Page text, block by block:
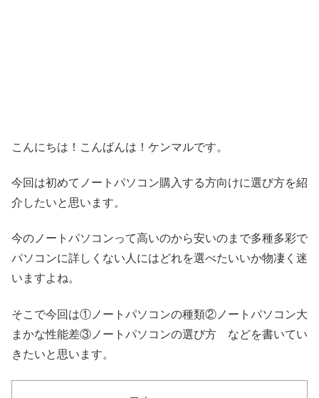
こんにちは！こんばんは！ケンマルです。
今回は初めてノートパソコン購入する方向けに選び方を紹
介したいと思います。
今のノートパソコンって高いのから安いのまで多種多彩で
パソコンに詳しくない人にはどれを選べたいいか物凄く迷
いますよね。
そこで今回は①ノートパソコンの種類②ノートパソコン大
まかな性能差③ノートパソコンの選び方 などを書いてい
きたいと思います。